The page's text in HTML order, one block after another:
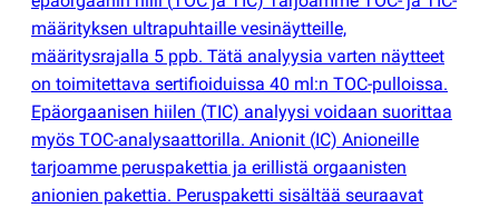
määrityksen ultrapuhtaille vesinäytteille,
määritysrajalla 5 ppb. Tätä analyysia varten näytteet
on toimitettava sertifioiduissa 40 ml:n TOC-pulloissa.
Epäorgaanisen hiilen (TIC) analyysi voidaan suorittaa
myös TOC-analysaattorilla. Anionit (IC) Anioneille
tarjoamme peruspakettia ja erillistä orgaanisten
anionien pakettia. Peruspaketti sisältää seuraavat